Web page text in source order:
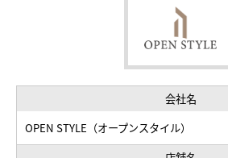
会社名
OPEN STYLE（オープンスタイル）